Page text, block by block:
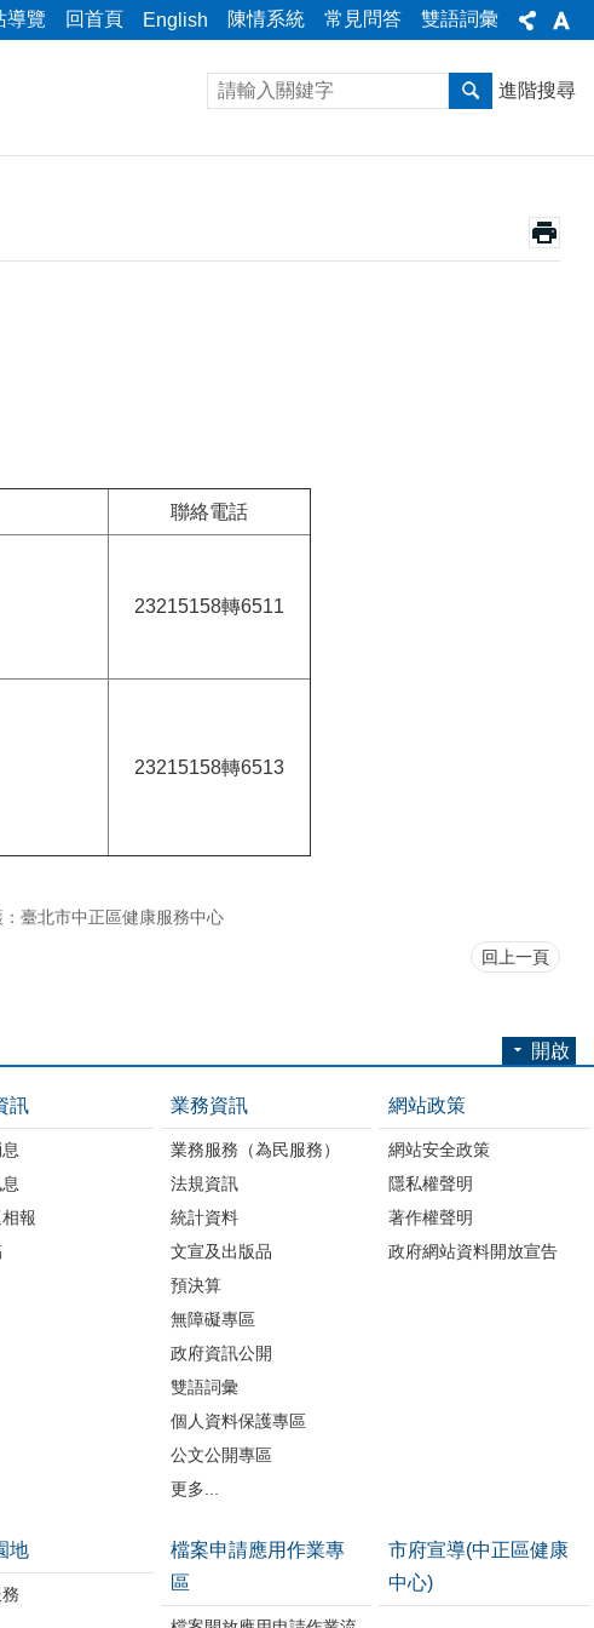
導覽 回首頁 English 陳情系統 常見問答 雙語詞彙
進階搜尋
聯絡電話
23215158轉6511
23215158轉6513
：臺北市中正區健康服務中心
回上一頁
開啟
訊
報
業務資訊
業務服務（為民服務）
法規資訊
統計資料
文宣及出版品
預決算
無障礙專區
政府資訊公開
雙語詞彙
個人資料保護專區
公文公開專區
更多...
網站政策
網站安全政策
隱私權聲明
著作權聲明
政府網站資料開放宣告
地
檔案申請應用作業專
區
市府宣導(中正區健康
中心)